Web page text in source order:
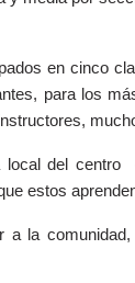
en cinco
para los
local del
estos
a la